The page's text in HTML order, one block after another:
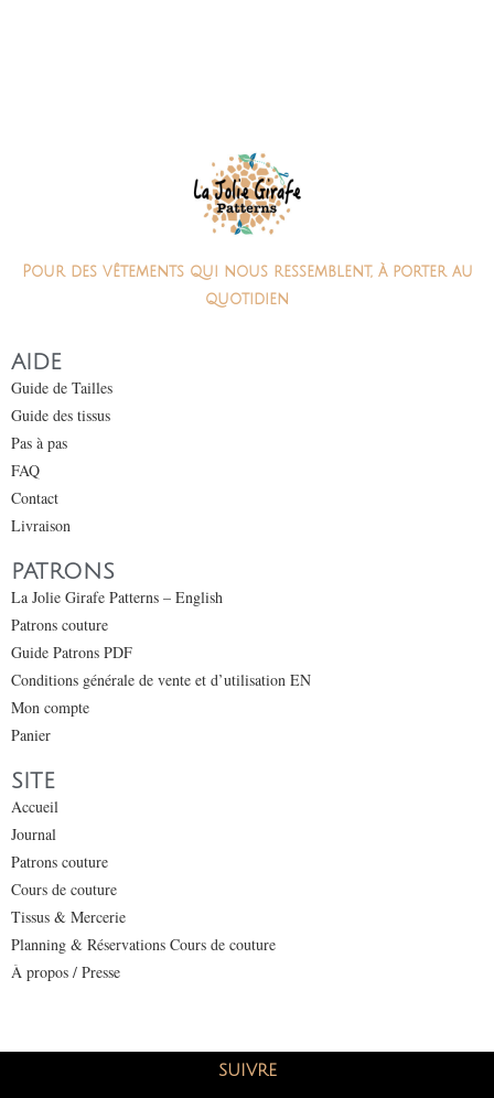
Pour des vêtements qui nous ressemblent, à porter au
quotidien
AIDE
Guide de Tailles
Guide des tissus
Pas à pas
FAQ
Contact
Livraison
PATRONS
La Jolie Girafe Patterns – English
Patrons couture
Guide Patrons PDF
Conditions générale de vente et d’utilisation EN
Mon compte
Panier
SITE
Accueil
Journal
Patrons couture
Cours de couture
Tissus & Mercerie
Planning & Réservations Cours de couture
À propos / Presse
SUIVRE